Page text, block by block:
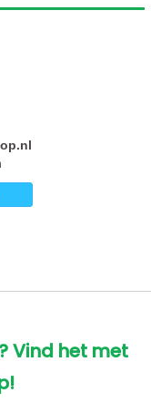
Vind het met